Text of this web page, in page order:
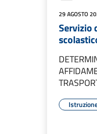
29 AGOSTO
Servizio